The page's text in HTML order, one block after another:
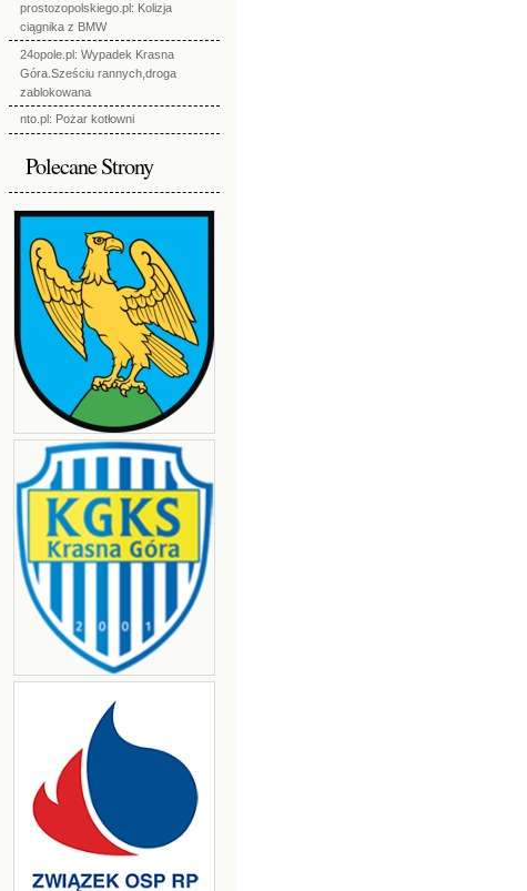
prostozopolskiego.pl: Kolizja
ciągnika z BMW
24opole.pl: Wypadek Krasna
Góra.Sześciu rannych,droga
zablokowana
nto.pl: Pożar kotłowni
Polecane Strony